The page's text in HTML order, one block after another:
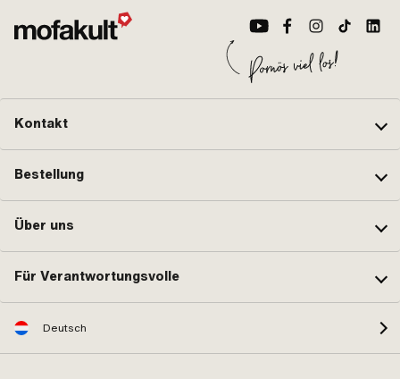
Kontakt
Bestellung
Über uns
Für Verantwortungsvolle
Deutsch